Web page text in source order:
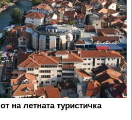
на летната туристичка